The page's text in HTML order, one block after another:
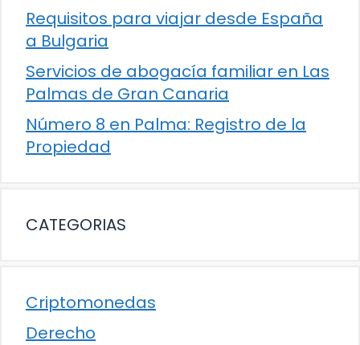
Requisitos para viajar desde España
a Bulgaria
Servicios de abogacía familiar en Las
Palmas de Gran Canaria
Número 8 en Palma: Registro de la
Propiedad
CATEGORIAS
Criptomonedas
Derecho